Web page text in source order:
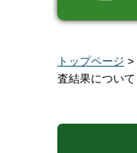
トップページ >
査結果について